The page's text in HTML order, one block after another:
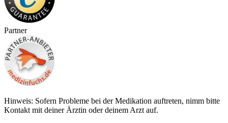
Partner
Hinweis: Sofern Probleme bei der Medikation auftreten, nimm bitte
Kontakt mit deiner Ärztin oder deinem Arzt auf.